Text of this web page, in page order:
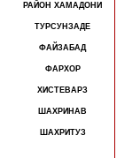
РАЙОН ХАМАДОНИ
ТУРСУНЗАДЕ
ФАЙЗАБАД
ФАРХОР
ХИСТЕВАРЗ
ШАХРИНАВ
ШАХРИТУЗ